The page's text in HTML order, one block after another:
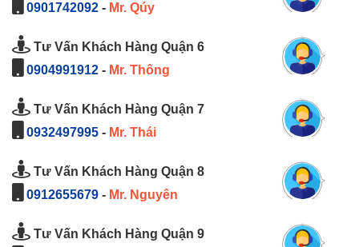
0901742092 - Mr. Qúy
Tư Vấn Khách Hàng Quận 6
0904991912 - Mr. Thông
Tư Vấn Khách Hàng Quận 7
0932497995 - Mr. Thái
Tư Vấn Khách Hàng Quận 8
0912655679 - Mr. Nguyên
Tư Vấn Khách Hàng Quận 9